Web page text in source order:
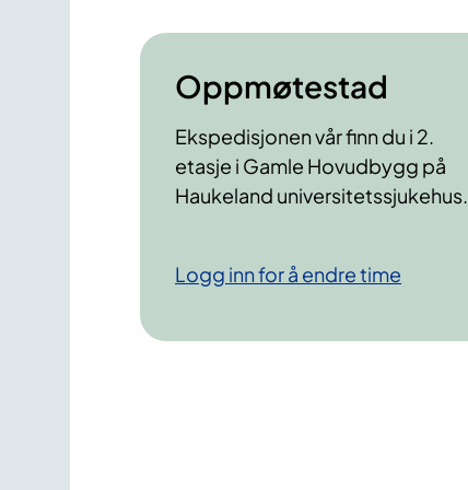
Oppmøtestad
Ekspedisjonen vår finn du i 2.
etasje i Gamle Hovudbygg på
Haukeland universitetssjukehus.
Logg inn for å endre time